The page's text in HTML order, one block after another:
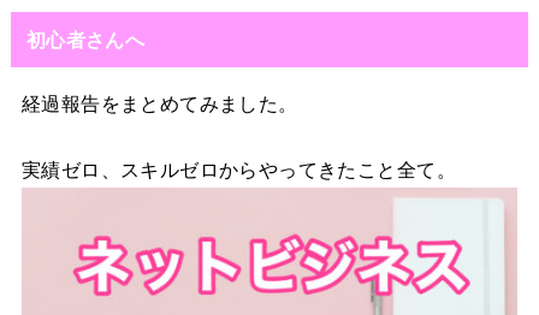
初心者さんへ
経過報告をまとめてみました。
実績ゼロ、スキルゼロからやってきたこと全て。